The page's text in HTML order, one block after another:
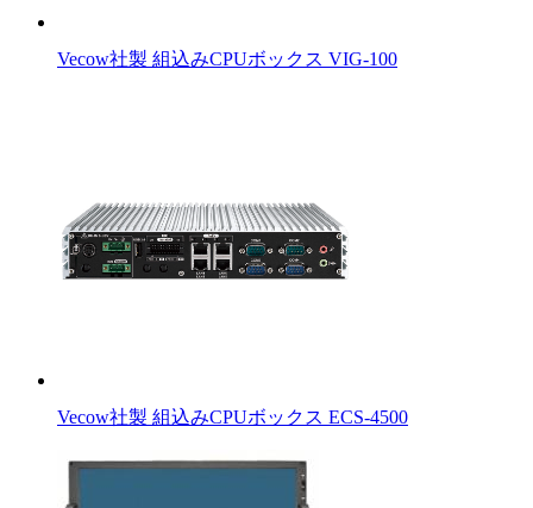
Vecow社製 組込みCPUボックス VIG-100
Vecow社製 組込みCPUボックス ECS-4500